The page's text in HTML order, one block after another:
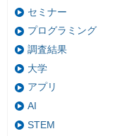
セミナー
プログラミング
調査結果
大学
アプリ
AI
STEM